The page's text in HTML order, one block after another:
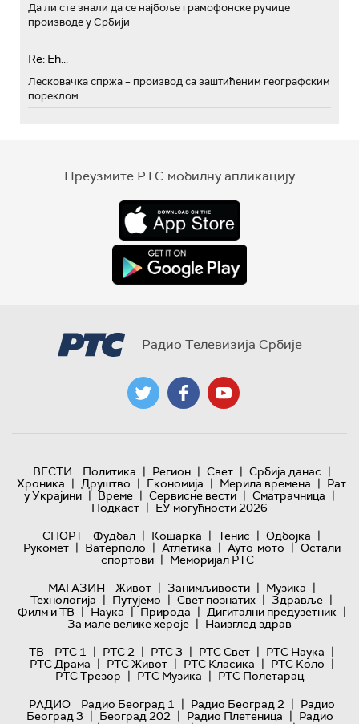
Да ли сте знали да се најбоље грамофонске ручице
производе у Србији
Re: Eh...
Лесковачка спржа – производ са заштићеним географским
пореклом
Преузмите РТС мобилну апликацију
Радио Телевизија Србије
ВЕСТИ Политика | Регион | Свет | Србија данас |
Хроника | Друштво | Економија | Мерила времена | Рат
у Украјини | Време | Сервисне вести | Сматрачница |
Подкаст | ЕУ могућности 2026
СПОРТ
Фудбал | Кошарка | Тенис | Одбојка |
Рукомет | Ватерполо | Атлетика | Ауто-мото | Остали
спортови | Меморијал РТС
МАГАЗИН
Живот | Занимљивости | Музика |
Технологијa | Путујемо | Свет познатих | Здравље |
Филм и ТВ | Наука | Природа | Дигитални предузетник |
За мале велике хероје | Наизглед здрав
ТВ
РТС 1 | РТС 2 | РТС 3 | РТС Свет | РТС Наука |
РТС Драма | РТС Живот | РТС Класика | РТС Коло |
РТС Трезор | РТС Музика | РТС Полетарац
РАДИО
Радио Београд 1 | Радио Београд 2 | Радио
Београд 3 | Београд 202 | Радио Плетеница | Радио